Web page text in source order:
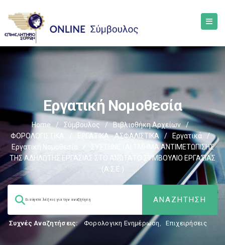
Εργατική Νομοθεσία
Home / Σύμβουλος / Βιβλιοθήκη Αρχείων
/
ΦΟΡΟΛΟΓΙΣΤΙΚΑ
ΕΡΓΑΤΙΚΑ - ΑΣΦΑΛΙΣΤΙΚΑ / Εργατικά
/
Εργατική Νομοθεσία
ΣΥΣΤΗΝΕΤΑΙ ΤΜΗΜΑ ΑΝΤΙΜΕΤΩΠΙΣΗΣ
ΤΗΣ ΑΔΗΛΩΤΗΣ ΕΡΓΑΣΙΑΣ ΣΤΟ ΑΝΩΤΑΤΟ ΣΥΜΒΟΥΛΙΟ ΕΡΓΑΣΙΑΣ
(Α.Σ.Ε.)
Συχνές Αναζητήσεις: Φορολογικη Ενημέρωση, Επιχειρήσεις